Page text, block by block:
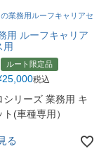
業務用ルーフキャリアセ
用 ルーフキャリア
用
ルート限定品
25,000税込
シリーズ 業務用 キ
(車種専用）
る